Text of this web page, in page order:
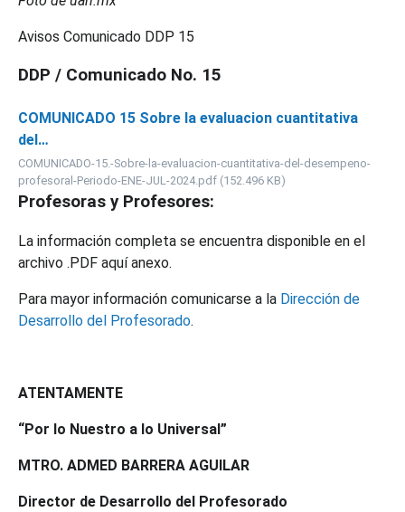
Avisos Comunicado DDP 15
DDP / Comunicado No. 15
COMUNICADO 15 Sobre la evaluacion cuantitativa
del…
COMUNICADO-15.-Sobre-la-evaluacion-cuantitativa-del-desempeno-
profesoral-Periodo-ENE-JUL-2024.pdf (152.496 KB)
Profesoras y Profesores:
La información completa se encuentra disponible en el
archivo .PDF aquí anexo.
Para mayor información comunicarse a la Dirección de
Desarrollo del Profesorado.
ATENTAMENTE
“Por lo Nuestro a lo Universal”
MTRO. ADMED BARRERA AGUILAR
Director de Desarrollo del Profesorado